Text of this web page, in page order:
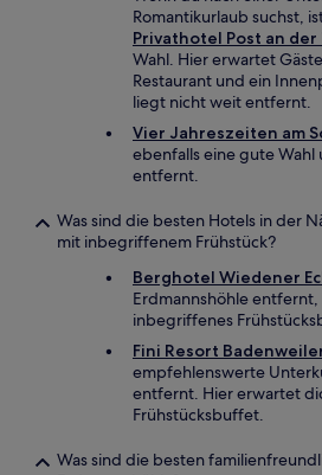
Romantikurlaub suchst,
Privathotel Post an der
Wahl. Hier erwartet
Restaurant und ein
liegt nicht weit entfernt.
Vier Jahreszeiten am
ebenfalls eine gute
entfernt.
Was sind die besten Hotels in der
mit inbegriffenem Frühstück?
Berghotel Wiedener
Erdmannshöhle
inbegriffenes
Fini Resort
empfehlenswerte
entfernt. Hier erwartet
Frühstücksbuffet.
Was sind die besten